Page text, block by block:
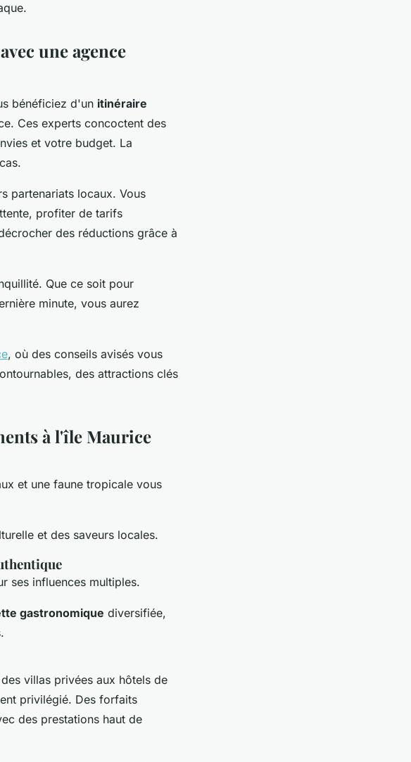
une agence
bénéficiez d'un itinéraire
Ces experts concoctent des
et votre budget. La
partenariats locaux. Vous
profiter de tarifs
des réductions grâce à
Que ce soit pour
minute, vous aurez
, où des conseils avisés vous
des attractions clés
à l'île Maurice
et une faune tropicale vous
et des saveurs locales.
ses influences multiples.
gastronomique diversifiée,
villas privées aux hôtels de
privilégié. Des forfaits
des prestations haut de